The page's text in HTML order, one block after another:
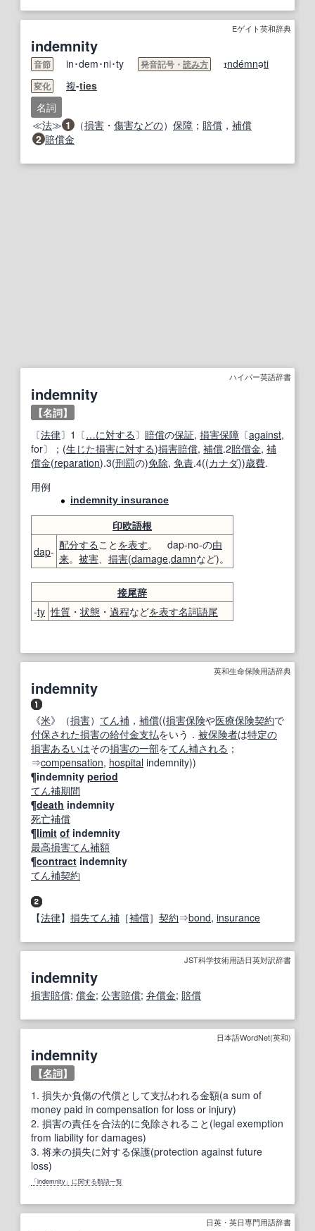
Eゲイト英和辞典
indemnity
音節 in･dem･ni･ty 発音記号・ 読み方 ɪndemnəti
変化 複-ties
名詞
≪法≫ 1 （損害 ・ 傷害などの） 保障 ； 賠償 ， 補償
2 賠償金
ハイパー英語辞書
indemnity
【名詞】
〔法律〕1〔…に対する 〕 賠償の保証, 損害保障 〔against,
for〕；(生じた損害に対する)損害賠償, 補償.2賠償金, 補
償金(reparation).3(刑罰の)免除, 免責.4((カナダ))歳費.
用例
indemnity insurance
印欧語根
dap- 配分する こと を表す。 dap-no-の由
来。 被害 損害(damage,damnなど)。
接尾辞
-ty 性質 ・ 状態 ・ 過程などを表す名詞語尾
英和生命保険用語辞典
indemnity
《米》（損害） てん補 ， 補償((損害保険や医療保険契約で
付保された損害の給付金支払をいう． 被保険者は特定の
損害あるいはその損害の一部をてん補される ；
⇒compensation, hospital indemnity))
¶indemnity period
てん補期間
¶death indemnity
死亡補償
¶limit of indemnity
最高損害てん補額
¶contract indemnity
てん補契約
【法律】 損失てん補 ［補償］ 契約⇒bond, insurance
JST科学技術用語日英対訳辞書
indemnity
損害賠償; 償金; 公害賠償; 弁償金; 賠償
日本語WordNet(英和)
indemnity
【名詞】
1. 損失か負傷の代償として支払われる金額(a sum of
money paid in compensation for loss or injury)
2. 損害の責任を合法的に免除されること(legal exemption
from liability for damages)
3. 将来の損失に対する保護(protection against future
loss)
「indemnity」に関する類語一覧
日英・英日専門用語辞書